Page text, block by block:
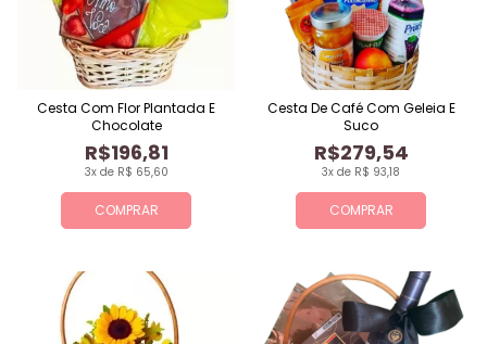
COMPRAR
3x de R$ 65,60
R$196,81
Cesta Com Flor Plantada E
Chocolate
COMPRAR
3x de R$ 93,18
R$279,54
Cesta De Café Com Geleia E
Suco